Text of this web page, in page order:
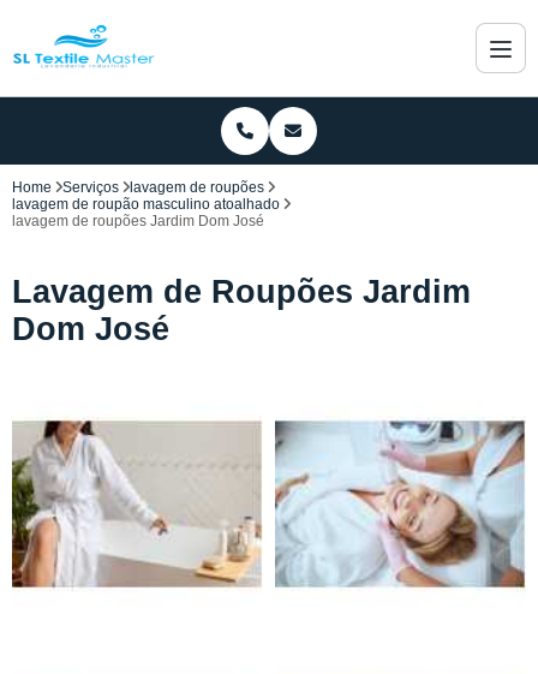
Home Serviços
lavagem de roupões
lavagem de roupão masculino atoalhado
lavagem de roupões Jardim Dom José
Lavagem de Roupões Jardim
Dom José